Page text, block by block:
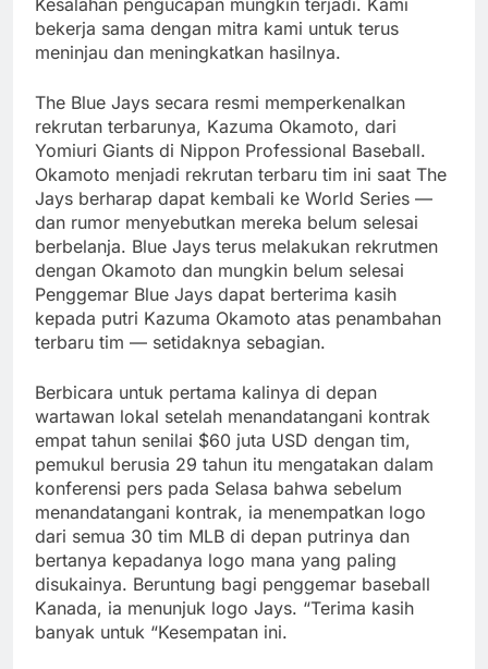
bekerja sama dengan mitra kami untuk terus
meninjau dan meningkatkan hasilnya.
The Blue Jays secara resmi memperkenalkan
rekrutan terbarunya, Kazuma Okamoto, dari
Yomiuri Giants di Nippon Professional Baseball.
Okamoto menjadi rekrutan terbaru tim ini saat The
Jays berharap dapat kembali ke World Series —
dan rumor menyebutkan mereka belum selesai
berbelanja. Blue Jays terus melakukan rekrutmen
dengan Okamoto dan mungkin belum selesai
Penggemar Blue Jays dapat berterima kasih
kepada putri Kazuma Okamoto atas penambahan
terbaru tim — setidaknya sebagian.
Berbicara untuk pertama kalinya di depan
wartawan lokal setelah menandatangani kontrak
empat tahun senilai $60 juta USD dengan tim,
pemukul berusia 29 tahun itu mengatakan dalam
konferensi pers pada Selasa bahwa sebelum
menandatangani kontrak, ia menempatkan logo
dari semua 30 tim MLB di depan putrinya dan
bertanya kepadanya logo mana yang paling
disukainya. Beruntung bagi penggemar baseball
Kanada, ia menunjuk logo Jays. “Terima kasih
banyak untuk “Kesempatan ini.